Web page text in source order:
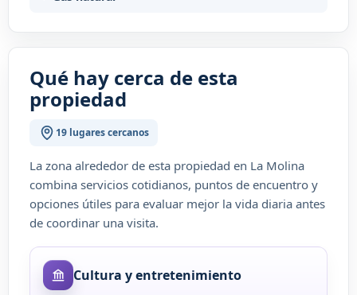
Qué hay cerca de esta
propiedad
19 lugares cercanos
La zona alrededor de esta propiedad en La Molina
combina servicios cotidianos, puntos de encuentro y
opciones útiles para evaluar mejor la vida diaria antes
de coordinar una visita.
Cultura y entretenimiento